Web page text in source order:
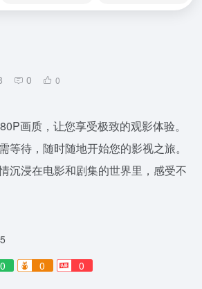
0 0
画质，让您享受极致的观影体验。
等待，随时随地开始您的影视之旅。
沉浸在电影和剧集的世界里，感受不
0 0 0